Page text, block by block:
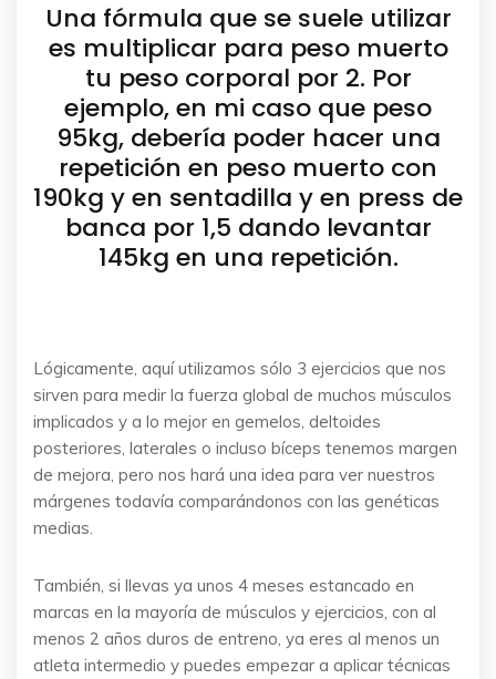
Una fórmula que se suele utilizar
es multiplicar para peso muerto
tu peso corporal por 2. Por
ejemplo, en mi caso que peso
95kg, debería poder hacer una
repetición en peso muerto con
190kg y en sentadilla y en press de
banca por 1,5 dando levantar
145kg en una repetición.
Lógicamente, aquí utilizamos sólo 3 ejercicios que nos
sirven para medir la fuerza global de muchos músculos
implicados y a lo mejor en gemelos, deltoides
posteriores, laterales o incluso bíceps tenemos margen
de mejora, pero nos hará una idea para ver nuestros
márgenes todavía comparándonos con las genéticas
medias.
También, si llevas ya unos 4 meses estancado en
marcas en la mayoría de músculos y ejercicios, con al
menos 2 años duros de entreno, ya eres al menos un
atleta intermedio y puedes empezar a aplicar técnicas